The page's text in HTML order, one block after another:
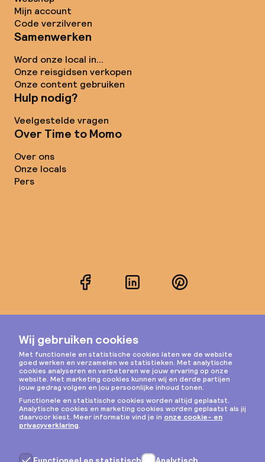
Mijn account
Code verzilveren
Samenwerken
Word onze local in...
Onze reisgidsen verkopen
Onze content gebruiken
Hulp nodig?
Veelgestelde vragen
Over Time to Momo
Over ons
Onze locals
Pers
FacebookLinkedInPinterest
Instagram
Privacy & cookies